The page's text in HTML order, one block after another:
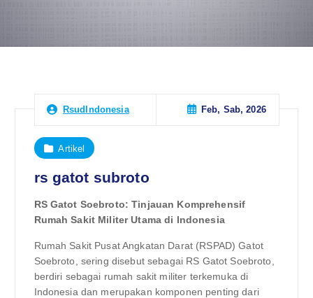
RsudIndonesia Feb, Sab, 2026
Artikel
rs gatot subroto
RS Gatot Soebroto: Tinjauan Komprehensif
Rumah Sakit Militer Utama di Indonesia
Rumah Sakit Pusat Angkatan Darat (RSPAD) Gatot
Soebroto, sering disebut sebagai RS Gatot Soebroto,
berdiri sebagai rumah sakit militer terkemuka di
Indonesia dan merupakan komponen penting dari